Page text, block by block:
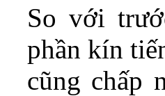
So với
phần kín
cũng chấp